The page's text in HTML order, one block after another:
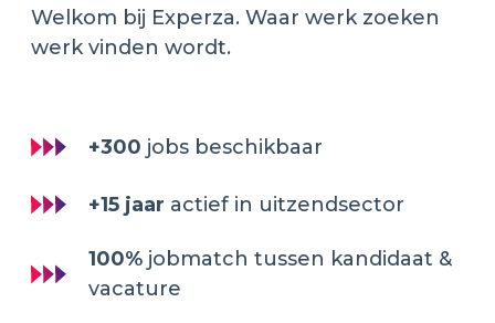
Welkom bij Experza. Waar werk zoeken
werk vinden wordt.
+300 jobs beschikbaar
+15 jaar actief in uitzendsector
100% jobmatch tussen kandidaat &
vacature